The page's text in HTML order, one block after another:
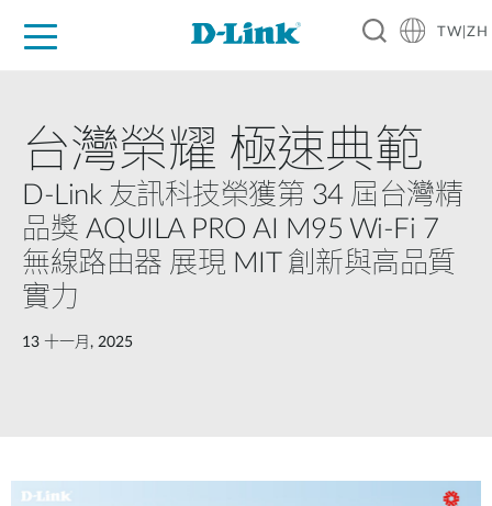
TW|ZH
台灣榮耀 極速典範
D-Link 友訊科技榮獲第 34 屆台灣精
品獎 AQUILA PRO AI M95 Wi-Fi 7
無線路由器 展現 MIT 創新與高品質
實力
13 十一月, 2025